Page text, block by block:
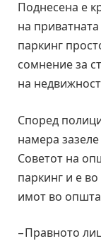
Поднесена е
на приватната
паркинг
сомнение за
на
Според
намера зазеле
Советот на
паркинг и е
имот во
– Правното